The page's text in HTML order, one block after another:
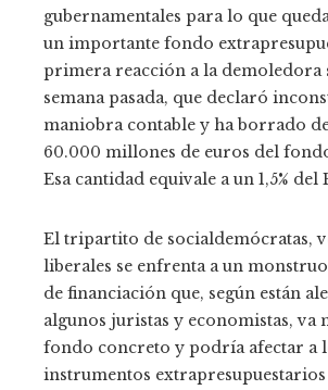
gubernamentales para lo que
un importante fondo
primera reacción a la demoledora
semana pasada, que declaró
maniobra contable y ha borrado
60.000 millones de euros del
Esa cantidad equivale a un 1,5% del
El tripartito de socialdemócratas,
liberales se enfrenta a un
de financiación que, según están
algunos juristas y economistas, va
fondo concreto y podría afectar a
instrumentos